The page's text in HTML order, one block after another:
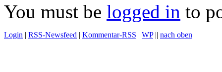
You must be logged in to
Login | RSS-Newsfeed | Kommentar-RSS | WP|| nach oben